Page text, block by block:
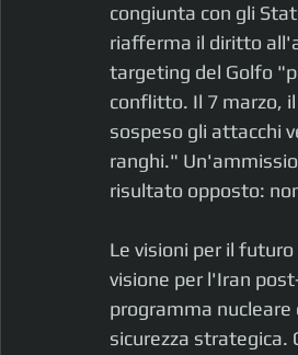
congiunta con gli
riafferma il diritto
targeting del Golfo
conflitto. Il 7 marzo,
sospeso gli attacchi
ranghi."
risultato opposto:
Le visioni per il
visione per l'Iran
programma
sicurezza strategica.